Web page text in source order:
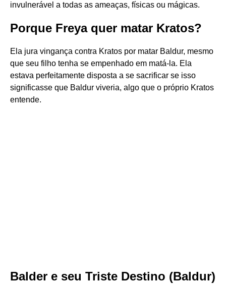
invulnerável a todas as ameaças, físicas ou mágicas.
Porque Freya quer matar Kratos?
Ela jura vingança contra Kratos por matar Baldur, mesmo
que seu filho tenha se empenhado em matá-la. Ela
estava perfeitamente disposta a se sacrificar se isso
significasse que Baldur viveria, algo que o próprio Kratos
entende.
Balder e seu Triste Destino (Baldur)